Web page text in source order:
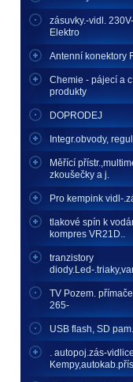
zásuvky.-vidl.
Elektro
Antenní konektory
Chemie - pájecí a
produkty
DOPRODEJ
Integr.obvody,
Měřící
zkoušečky a j.
Pro kempink vidl-
tlakové spín k
kompres VR21D..
tranzistory
diody.Led-
TV Pozem.
265-
USB flash, SD
. autopoj.zás-